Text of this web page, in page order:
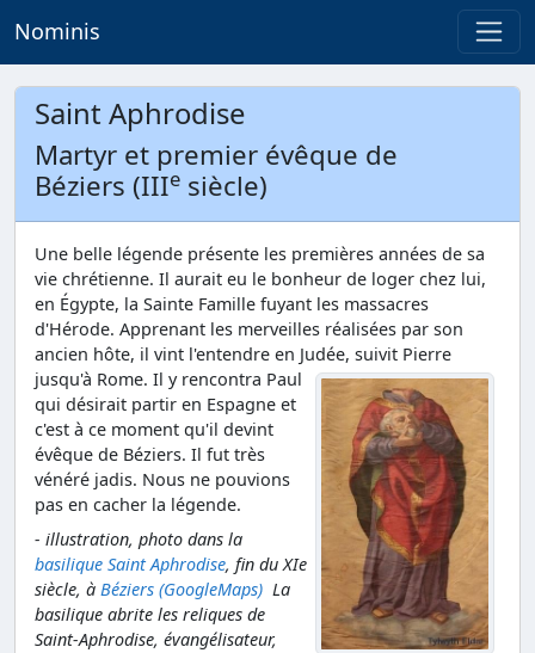
Nominis
Saint Aphrodise
Martyr et premier évêque de
Béziers (IIIe siècle)
Une belle légende présente les premières années de sa
vie chrétienne. Il aurait eu le bonheur de loger chez lui,
en Égypte, la Sainte Famille fuyant les massacres
d'Hérode. Apprenant les merveilles réalisées par son
ancien hôte, il vint l'entendre en Judée, suivit Pierre
jusqu'à Rome. Il y rencontra Paul
qui désirait partir en Espagne et
c'est à ce moment qu'il devint
évêque de Béziers. Il fut très
vénéré jadis. Nous ne pouvions
pas en cacher la légende.
- illustration, photo dans la
basilique Saint Aphrodise, fin du XIe
siècle, à Béziers (GoogleMaps) La
basilique abrite les reliques de
Saint-Aphrodise, évangélisateur,